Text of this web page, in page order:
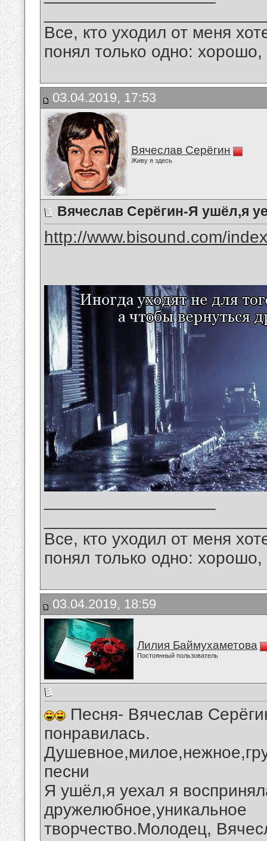
Все, кто уходил от меня
понял только одно:
03.04.2019, 17:53
Вячеслав Серёгин
Живу я здесь
Вячеслав Серёгин-Я ушёл,я
http://www.bisound.com/
Все, кто уходил от меня
понял только одно:
03.04.2019, 18:59
Лилия Баймухаметова
Постоянный пользователь
Песня- Вячеслав
понравилась.
песни
Я ушёл,я уехал я
дружелюбное,уникальное
творчество.Молодец,